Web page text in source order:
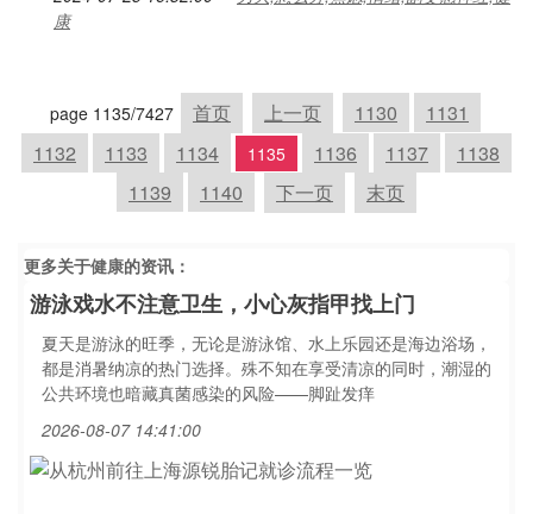
康
page 1135/7427 首页 上一页 1130
1131
1132
1133 1134 1135 1136 1137
1138
1139
1140 下一页 末页
更多关于健康的资讯：
游泳戏水不注意卫生，小心灰指甲找上门
夏天是游泳的旺季，无论是游泳馆、水上乐园还是海边浴场，
都是消暑纳凉的热门选择。殊不知在享受清凉的同时，潮湿的
公共环境也暗藏真菌感染的风险——脚趾发痒
2026-08-07 14:41:00